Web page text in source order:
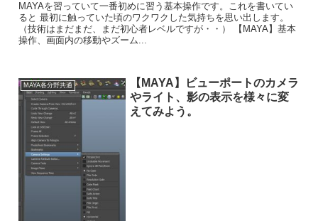
MAYAを習っていて一番初めに習う基本操作です。これを書いてい
ると 最初に触っていた頃のワクワクした気持ちを思い出します。
（技術はまだまだ、まだ初心者レベルですが・・） 【MAYA】基本
操作、画面内の移動やズーム...
MAYA各分野共通
【MAYA】ビューポートのカメラ
やライト、影の表示を様々に変
えてみよう。